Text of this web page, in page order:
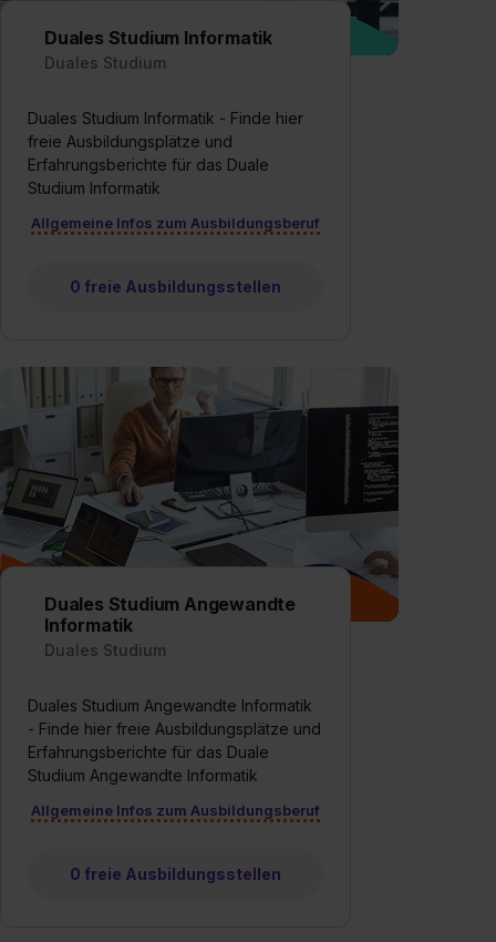
Wirkung für die Zukunft ganz oder teilweise über unsere
Datenschutzerklärung unter dem Punkt „Datenschutz-
Einstellungen“ widerrufen. Weitere Informationen zu den
zeigen“. Weitere Informationen: Datenschutzerklärung
Impressum.
Duales Studium Informatik
Duales Studium
Duales Studium Informatik - Finde hier
freie Ausbildungsplätze und
Erfahrungsberichte für das Duale
Studium Informatik
Allgemeine Infos zum Ausbildungsberuf
0 freie Ausbildungsstellen
Duales Studium Angewandte
Informatik
Duales Studium
Duales Studium Angewandte Informatik
- Finde hier freie Ausbildungsplätze und
Erfahrungsberichte für das Duale
Studium Angewandte Informatik
Allgemeine Infos zum Ausbildungsberuf
0 freie Ausbildungsstellen